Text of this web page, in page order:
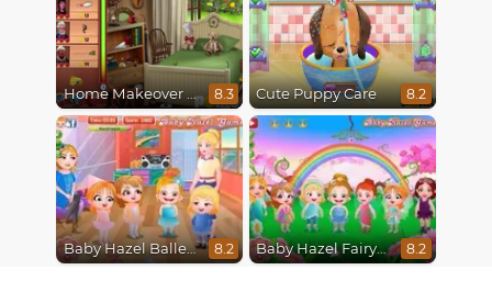
Home Makeover Hidden Object 8.3 Cute Puppy Care 8.2
Baby Hazel Ballerina Dance 8.2 Baby Hazel Fairyland Ballet 8.2